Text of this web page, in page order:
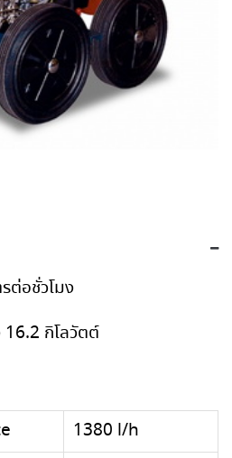
ต่อชั่วโมง
16.2 กิโลวัตต์
1380 l/h